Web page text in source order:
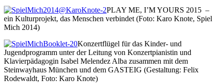
PLAY ME, I’M YOURS 2015 –
ein Kulturprojekt, das Menschen verbindet (Foto: Karo Knote, Spiel
Mich 2014)
Konzertflügel für das Kinder- und
Jugendprogramm unter der Leitung von Konzertpianistin und
Klavierpädagogin Isabel Melendez Alba zusammen mit dem
Steinwayhaus München und dem GASTEIG (Gestaltung: Felix
Rodewaldt, Foto: Karo Knote)